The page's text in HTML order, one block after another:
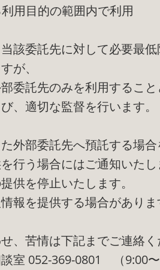
用目的の範囲内で利用
該委託先に対して必要最
が、
委託先のみを利用すること
、適切な監督を行います。
外部委託先へ預託する場合
行う場合にはご通知いたし
供を停止いたします。
報を提供する場合がありま
、苦情は下記までご連絡く
室 052-369-0801 （9:00